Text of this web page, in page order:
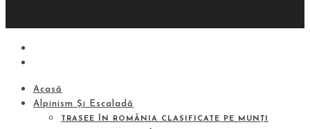
Acasă
Alpinism Și Escaladă
TRASEE ÎN ROMÂNIA CLASIFICATE PE MUNȚI